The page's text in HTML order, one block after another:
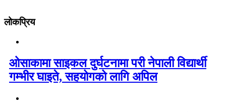
लोकप्रिय
ओसाकामा साइकल दुर्घटनामा परी नेपाली विद्यार्थी
गम्भीर घाइते, सहयोगको लागि अपिल